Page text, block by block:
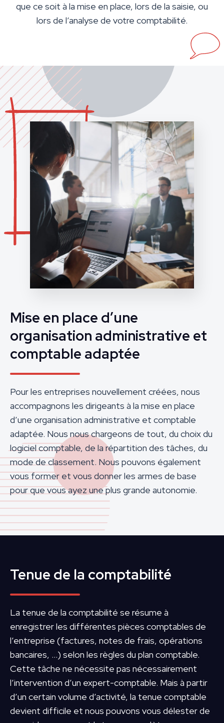
que ce soit à la mise en place, lors de la saisie, ou
lors de l’analyse de votre comptabilité.
Mise en place d’une
organisation administrative et
comptable adaptée
Pour les entreprises nouvellement créées, nous
accompagnons les dirigeants à la mise en place
d’une organisation administrative et comptable
adaptée. Nous nous chargeons de tout, du choix du
logiciel comptable, de la répartition des tâches, du
mode de classement. Nous pouvons également
vous former et vous donner les armes de base
pour que vous ayez une plus grande autonomie.
Tenue de la comptabilité
La tenue de la comptabilité se résume à
enregistrer les différentes pièces comptables de
l’entreprise (factures, notes de frais, opérations
bancaires, …) selon les règles du plan comptable.
Cette tâche ne nécessite pas nécessairement
l’intervention d’un expert-comptable. Mais à partir
d’un certain volume d’activité, la tenue comptable
devient difficile et nous pouvons vous délester de